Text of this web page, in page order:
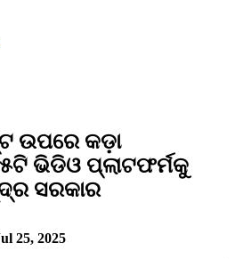
ଉପରେ କଡ଼ା
ଭିଡିଓ ପ୍ଲାଟଫର୍ମକୁ
ସରକାର
25, 2025